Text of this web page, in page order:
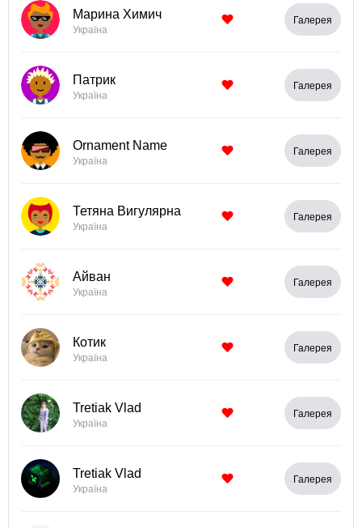
Марина Химич
Україна
Галерея
Патрик
Україна
Галерея
Ornament Name
Україна
Галерея
Тетяна Вигулярна
Україна
Галерея
Айван
Україна
Галерея
Котик
Україна
Галерея
Tretiak Vlad
Україна
Галерея
Tretiak Vlad
Україна
Галерея